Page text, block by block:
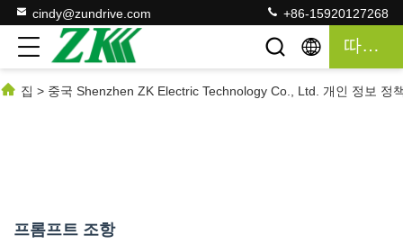
cindy@zundrive.com +86-15920127268
따옴표
집 > 중국 Shenzhen ZK Electric Technology Co., Ltd. 개인 정보 정
프롬프트 조항